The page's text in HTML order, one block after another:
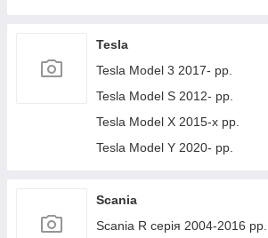
Tesla
Tesla Model 3 2017- рр.
Tesla Model S 2012- рр.
Tesla Model X 2015-х рр.
Tesla Model Y 2020- рр.
Scania
Scania R серія 2004-2016 рр.